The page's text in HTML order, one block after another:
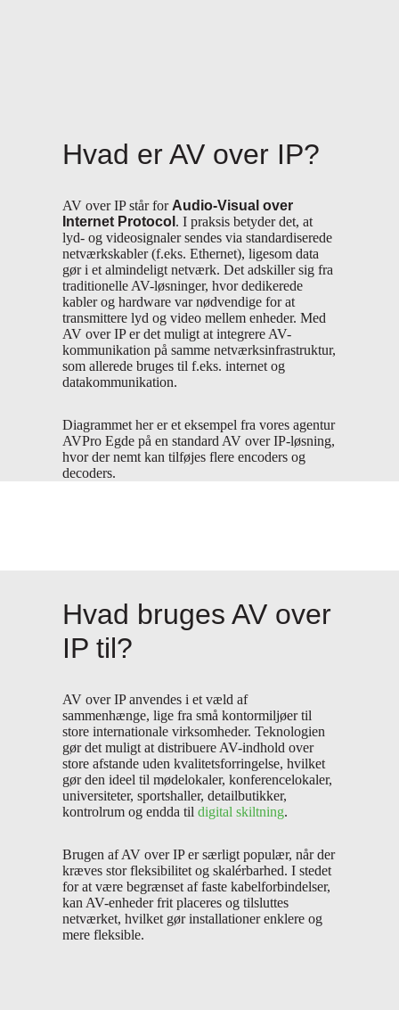
Hvad er AV over IP?
AV over IP står for Audio-Visual over
Internet Protocol . I praksis betyder det, at
lyd- og videosignaler sendes via standardiserede
netværkskabler (f.eks. Ethernet), ligesom data
gør i et almindeligt netværk. Det adskiller sig fra
traditionelle AV-løsninger, hvor dedikerede
kabler og hardware var nødvendige for at
transmittere lyd og video mellem enheder. Med
AV over IP er det muligt at integrere AV-
kommunikation på samme netværksinfrastruktur,
som allerede bruges til f.eks. internet og
datakommunikation.
Diagrammet her er et eksempel fra vores agentur
AVPro Egde på en standard AV over IP-løsning,
hvor der nemt kan tilføjes flere encoders og
decoders.
Hvad bruges AV over
IP til?
AV over IP anvendes i et væld af
sammenhænge, lige fra små kontormiljøer til
store internationale virksomheder. Teknologien
gør det muligt at distribuere AV-indhold over
store afstande uden kvalitetsforringelse, hvilket
gør den ideel til mødelokaler, konferencelokaler,
universiteter, sportshaller, detailbutikker,
kontrolrum og endda til digital skiltning.
Brugen af AV over IP er særligt populær, når der
kræves stor fleksibilitet og skalérbarhed. I stedet
for at være begrænset af faste kabelforbindelser,
kan AV-enheder frit placeres og tilsluttes
netværket, hvilket gør installationer enklere og
mere fleksible.